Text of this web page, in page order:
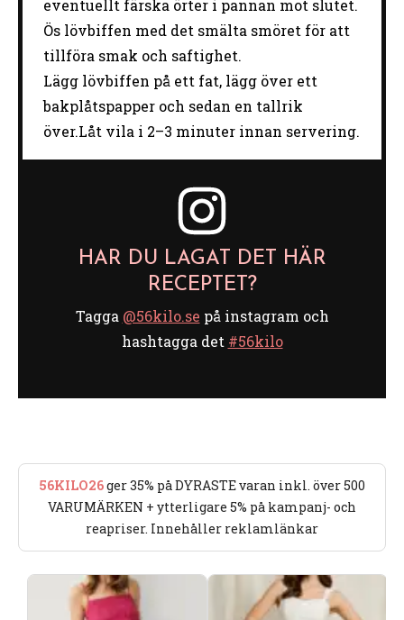
eventuellt färska örter i pannan mot slutet.
Ös lövbiffen med det smälta smöret för att
tillföra smak och saftighet.
Lägg lövbiffen på ett fat, lägg över ett
bakplåtspapper och sedan en tallrik
över.Låt vila i 2–3 minuter innan servering.
HAR DU LAGAT DET HÄR
RECEPTET?
Tagga @56kilo.se på instagram och
hashtagga det #56kilo
56KILO26ger 35% på DYRASTE varan inkl. över 500
VARUMÄRKEN + ytterligare 5% på kampanj- och
reapriser. Innehåller reklamlänkar